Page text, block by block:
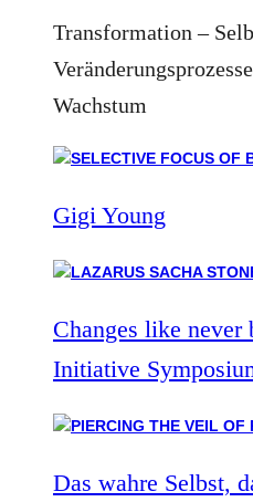
Transformation –
Wachstum
Gigi Young
Changes like never
Initiative
Das wahre Selbst,